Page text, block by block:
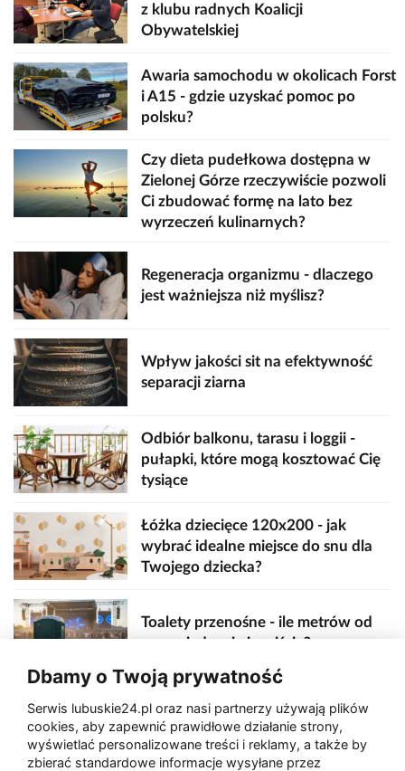
z klubu radnych Koalicji
Obywatelskiej
Awaria samochodu w okolicach Forst
i A15 - gdzie uzyskać pomoc po
polsku?
Czy dieta pudełkowa dostępna w
Zielonej Górze rzeczywiście pozwoli
Ci zbudować formę na lato bez
wyrzeczeń kulinarnych?
Regeneracja organizmu - dlaczego
jest ważniejsza niż myślisz?
Wpływ jakości sit na efektywność
separacji ziarna
Odbiór balkonu, tarasu i loggii -
pułapki, które mogą kosztować Cię
tysiące
Łóżka dziecięce 120x200 - jak
wybrać idealne miejsce do snu dla
Twojego dziecka?
Toalety przenośne - ile metrów od
sceny, jedzenia i wejścia?
Zaatakował seniora na "kwadracie"
Dbamy o Twoją prywatność
Serwis lubuskie24.pl oraz nasi partnerzy używają plików
cookies, aby zapewnić prawidłowe działanie strony,
wyświetlać personalizowane treści i reklamy, a także by
zbierać standardowe informacje wysyłane przez